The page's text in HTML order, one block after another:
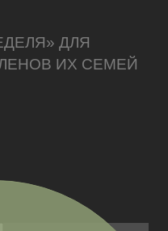
ДЛЯ
ИХ СЕМЕЙ